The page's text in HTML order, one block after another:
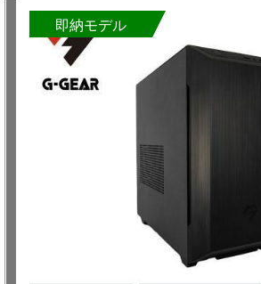
即納モデル